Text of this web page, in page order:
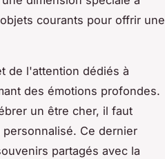
courants pour offrir une
de l'attention dédiés à
des émotions profondes.
un être cher, il faut
Ce dernier
partagés avec la